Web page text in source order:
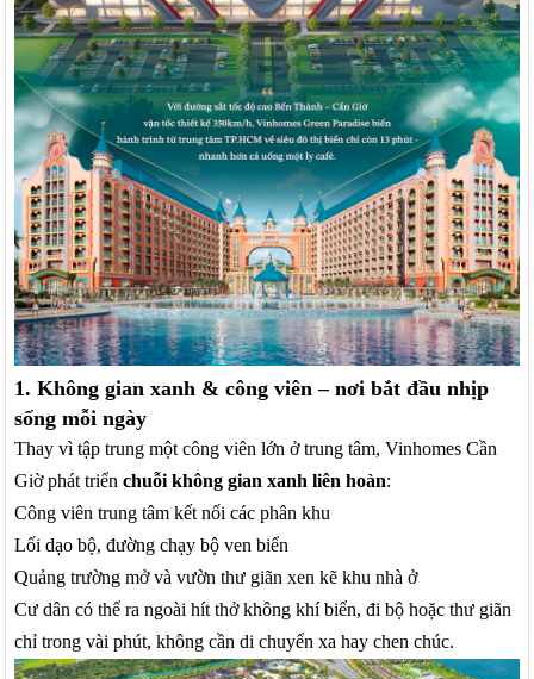
1. Không gian xanh & công viên – nơi bắt đầu nhịp
sống mỗi ngày
Thay vì tập trung một công viên lớn ở trung tâm, Vinhomes Cần
Giờ phát triểnchuỗi không gian xanh liên hoàn:
Công viên trung tâm kết nối các phân khu
Lối dạo bộ, đường chạy bộ ven biển
Quảng trường mở và vườn thư giãn xen kẽ khu nhà ở
Cư dân có thể ra ngoài hít thở không khí biển, đi bộ hoặc thư giãn
chỉ trong vài phút, không cần di chuyển xa hay chen chúc.